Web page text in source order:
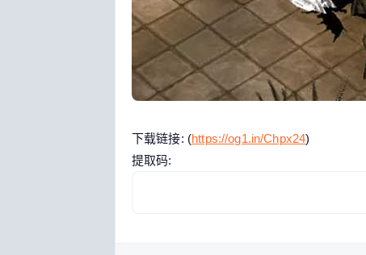
下载链接: (https://og1.in/Chpx24)
提取码: